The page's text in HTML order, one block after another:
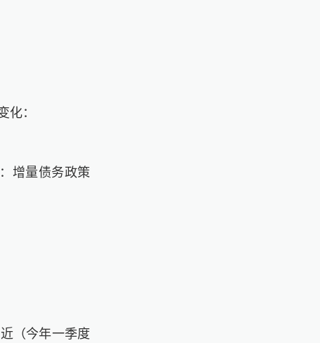
化：
增量债务政策
（今年一季度